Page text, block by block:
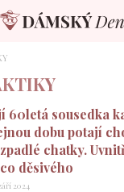
60letá sousedka
dobu potají
chatky.
děsivého
2024